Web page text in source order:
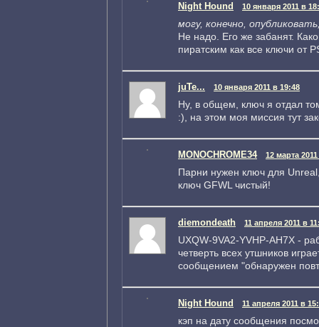
Night Hound 10 января 2011 в
могу, конечно,
Не надо. Его же забанят.
пиратским как все ключи от
juTe... 10 января 2011 в 19:48
Ну, в общем, ключ я отдал
:), на этом моя миссия тут
MONOCHROME34 12 марта
Парни нужен ключ для
ключ GFWL чистый!
diemondeath 11 апреля 2011 в
UXQW-9VA2-YVHP-AH7X -
четверть всех утшников
сообщением "обнаружен
Night Hound 11 апреля 2011 в
кэп на дату сообщения